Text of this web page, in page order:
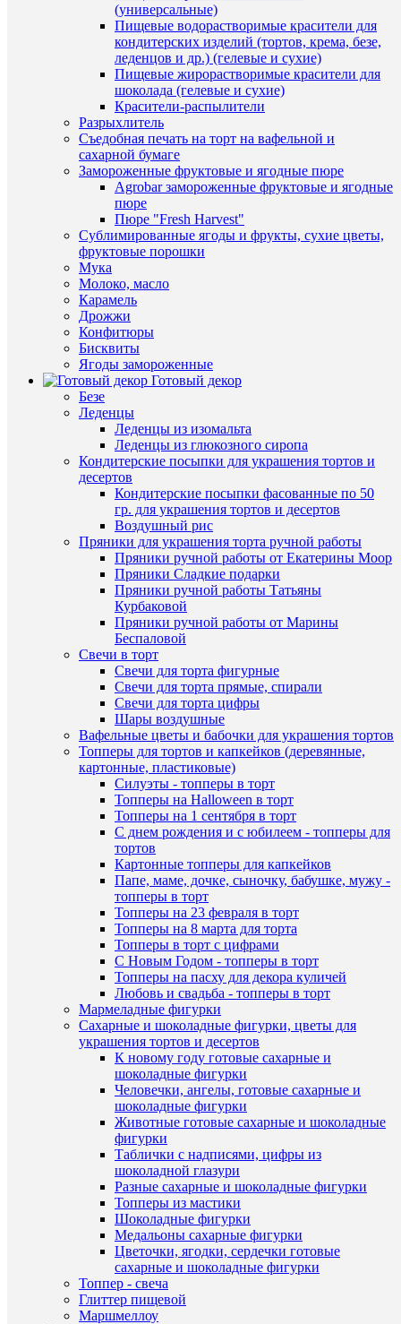
(универсальные)
Пищевые водорастворимые красители для
кондитерских изделий (тортов, крема, безе,
леденцов и др.) (гелевые и сухие)
Пищевые жирорастворимые красители для
шоколада (гелевые и сухие)
Красители-распылители
Разрыхлитель
Съедобная печать на торт на вафельной и
сахарной бумаге
Замороженные фруктовые и ягодные пюре
Agrobar замороженные фруктовые и ягодные
пюре
Пюре "Fresh Harvest"
Сублимированные ягоды и фрукты, сухие цветы,
фруктовые порошки
Мука
Молоко, масло
Карамель
Дрожжи
Конфитюры
Бисквиты
Ягоды замороженные
Готовый декор
Безе
Леденцы
Леденцы из изомальта
Леденцы из глюкозного сиропа
Кондитерские посыпки для украшения тортов и
десертов
Кондитерские посыпки фасованные по 50
гр. для украшения тортов и десертов
Воздушный рис
Пряники для украшения торта ручной работы
Пряники ручной работы от Екатерины Моор
Пряники Сладкие подарки
Пряники ручной работы Татьяны
Курбаковой
Пряники ручной работы от Марины
Беспаловой
Свечи в торт
Свечи для торта фигурные
Свечи для торта прямые, спирали
Свечи для торта цифры
Шары воздушные
Вафельные цветы и бабочки для украшения тортов
Топперы для тортов и капкейков (деревянные,
картонные, пластиковые)
Силуэты - топперы в торт
Топперы на Halloween в торт
Топперы на 1 сентября в торт
С днем рождения и с юбилеем - топперы для
тортов
Картонные топперы для капкейков
Папе, маме, дочке, сыночку, бабушке, мужу -
топперы в торт
Топперы на 23 февраля в торт
Топперы на 8 марта для торта
Топперы в торт с цифрами
С Новым Годом - топперы в торт
Топперы на пасху для декора куличей
Любовь и свадьба - топперы в торт
Мармеладные фигурки
Сахарные и шоколадные фигурки, цветы для
украшения тортов и десертов
К новому году готовые сахарные и
шоколадные фигурки
Человечки, ангелы, готовые сахарные и
шоколадные фигурки
Животные готовые сахарные и шоколадные
фигурки
Таблички с надписями, цифры из
шоколадной глазури
Разные сахарные и шоколадные фигурки
Топперы из мастики
Шоколадные фигурки
Медальоны сахарные фигурки
Цветочки, ягодки, сердечки готовые
сахарные и шоколадные фигурки
Топпер - свеча
Глиттер пищевой
Маршмеллоу
В
корзину
в
В
зубцами,
в
клик
Выемка
для
16,5х2,8
см
49
1
клик
В
В
длина
корзину
1
В
теста
119